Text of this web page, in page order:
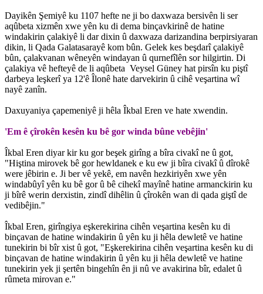
Dayikên Şemiyê ku 1107 hefte ne ji bo daxwaza bersivên li ser
aqûbeta xizmên xwe yên ku di dema binçavkirinê de hatine
windakirin çalakiyê li dar dixin û daxwaza darizandina berpirsiyaran
dikin, li Qada Galatasarayê kom bûn. Gelek kes beşdarî çalakiyê
bûn, çalakvanan wêneyên windayan û qurnefîlên sor hilgirtin. Di
çalakiya vê hefteyê de li aqûbeta Veysel Güney hat pirsîn ku piştî
darbeya leşkerî ya 12'ê Îlonê hate darvekirin û cihê veşartina wî
nayê zanîn.
Daxuyaniya çapemeniyê ji hêla Îkbal Eren ve hate xwendin.
'Em ê çîrokên kesên ku bê gor winda bûne vebêjin'
Îkbal Eren diyar kir ku gor beşek girîng a bîra civakî ne û got,
"Hiştina mirovek bê gor hewldanek e ku ew ji bîra civakî û dîrokê
were jêbirin e. Ji ber vê yekê, em navên hezkiriyên xwe yên
windabûyî yên ku bê gor û bê cihekî mayînê hatine armanckirin ku
ji bîrê werin derxistin, zindî dihêlin û çîrokên wan di qada giştî de
vedibêjin."
Îkbal Eren, girîngiya eşkerekirina cihên veşartina kesên ku di
binçavan de hatine windakirin û yên ku ji hêla dewletê ve hatine
tunekirin bi bîr xist û got, "Eşkerekirina cihên veşartina kesên ku di
binçavan de hatine windakirin û yên ku ji hêla dewletê ve hatine
tunekirin yek ji şertên bingehîn ên ji nû ve avakirina bîr, edalet û
rûmeta mirovan e."